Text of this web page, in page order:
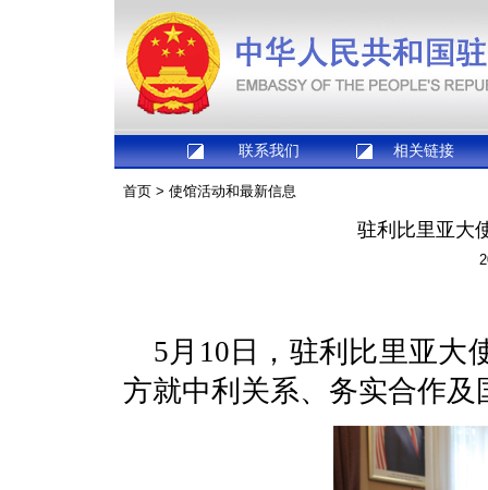
联系我们 相关链接
首页 > 使馆活动和最新信息
驻利比里亚大
5月10日，驻利比里亚大
方就中利关系、务实合作